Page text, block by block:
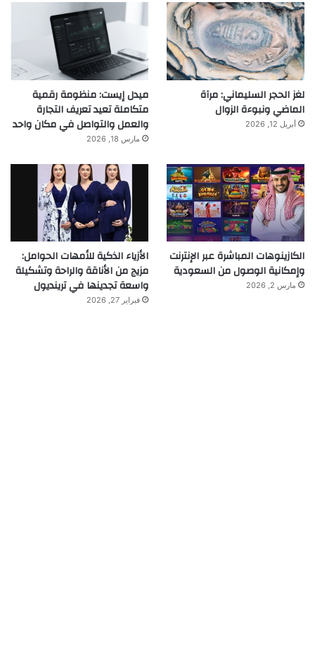
لغز الحجر السليماني: مرآة
الماضي ونبوءة الزوال
أبريل 12, 2026
ميدل إيست: منظومة رقمية
متكاملة تعيد تعريف التجارة
والعمل والتواصل في مكان واحد
مارس 18, 2026
الكازينوهات المباشرة عبر الإنترنت
وإمكانية الوصول من السعودية
مارس 2, 2026
الأزياء الذكية للأمهات الحوامل:
مزيج من الأناقة والراحة وتشكيلة
واسعة تجدينها في ترينديول
فبراير 27, 2026